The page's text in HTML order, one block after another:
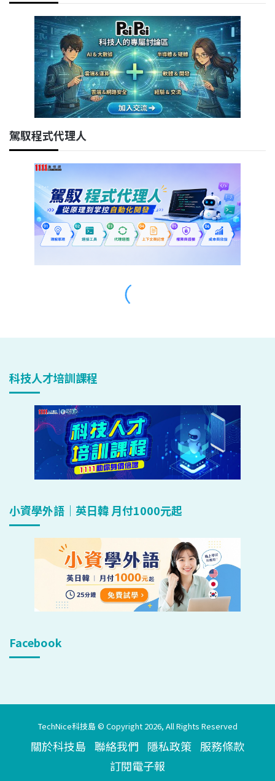
科技人才培訓課程
小資學外語｜英日韓 月付1000元起
Facebook
TechNice科技島 © Copyright 2026, All Rights Reserved
關於科技島 聯絡我們 隱私政策 服務條款
訂閱電子報